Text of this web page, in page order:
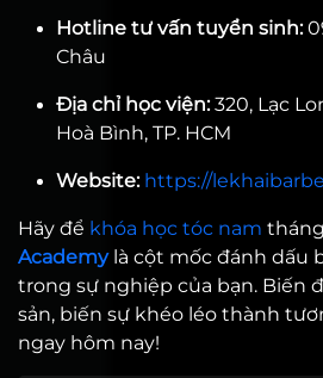
Hotline tư vấn tuyển sinh:
Châu
Địa chỉ học viện:320, Lạc
Hoà Bình, TP. HCM
Website: https://
Hãy để khóa học tóc nam
Academylà cột mốc đánh dấu
trong sự nghiệp của bạn. Biến
sản, biến sự khéo léo thành
ngay hôm nay!